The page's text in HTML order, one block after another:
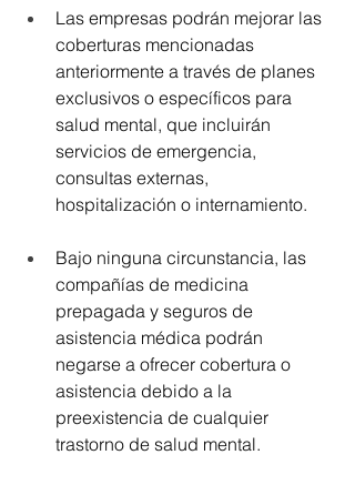
Las empresas podrán mejorar las
coberturas mencionadas
anteriormente a través de planes
exclusivos o específicos para
salud mental, que incluirán
servicios de emergencia,
consultas externas,
hospitalización o internamiento.
Bajo ninguna circunstancia, las
compañías de medicina
prepagada y seguros de
asistencia médica podrán
negarse a ofrecer cobertura o
asistencia debido a la
preexistencia de cualquier
trastorno de salud mental.